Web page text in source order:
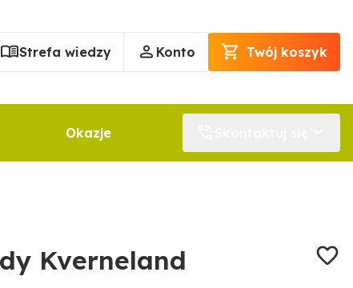
Strefa wiedzy Konto Twój koszyk
Okazje
Kverneland